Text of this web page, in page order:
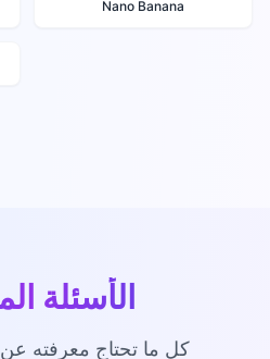
Nano Banana
الأسئلة
كل ما تحتاج معرفته